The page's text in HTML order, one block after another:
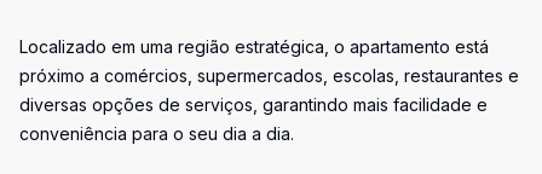
Localizado em uma região estratégica, o apartamento está
próximo a comércios, supermercados, escolas, restaurantes e
diversas opções de serviços, garantindo mais facilidade e
conveniência para o seu dia a dia.